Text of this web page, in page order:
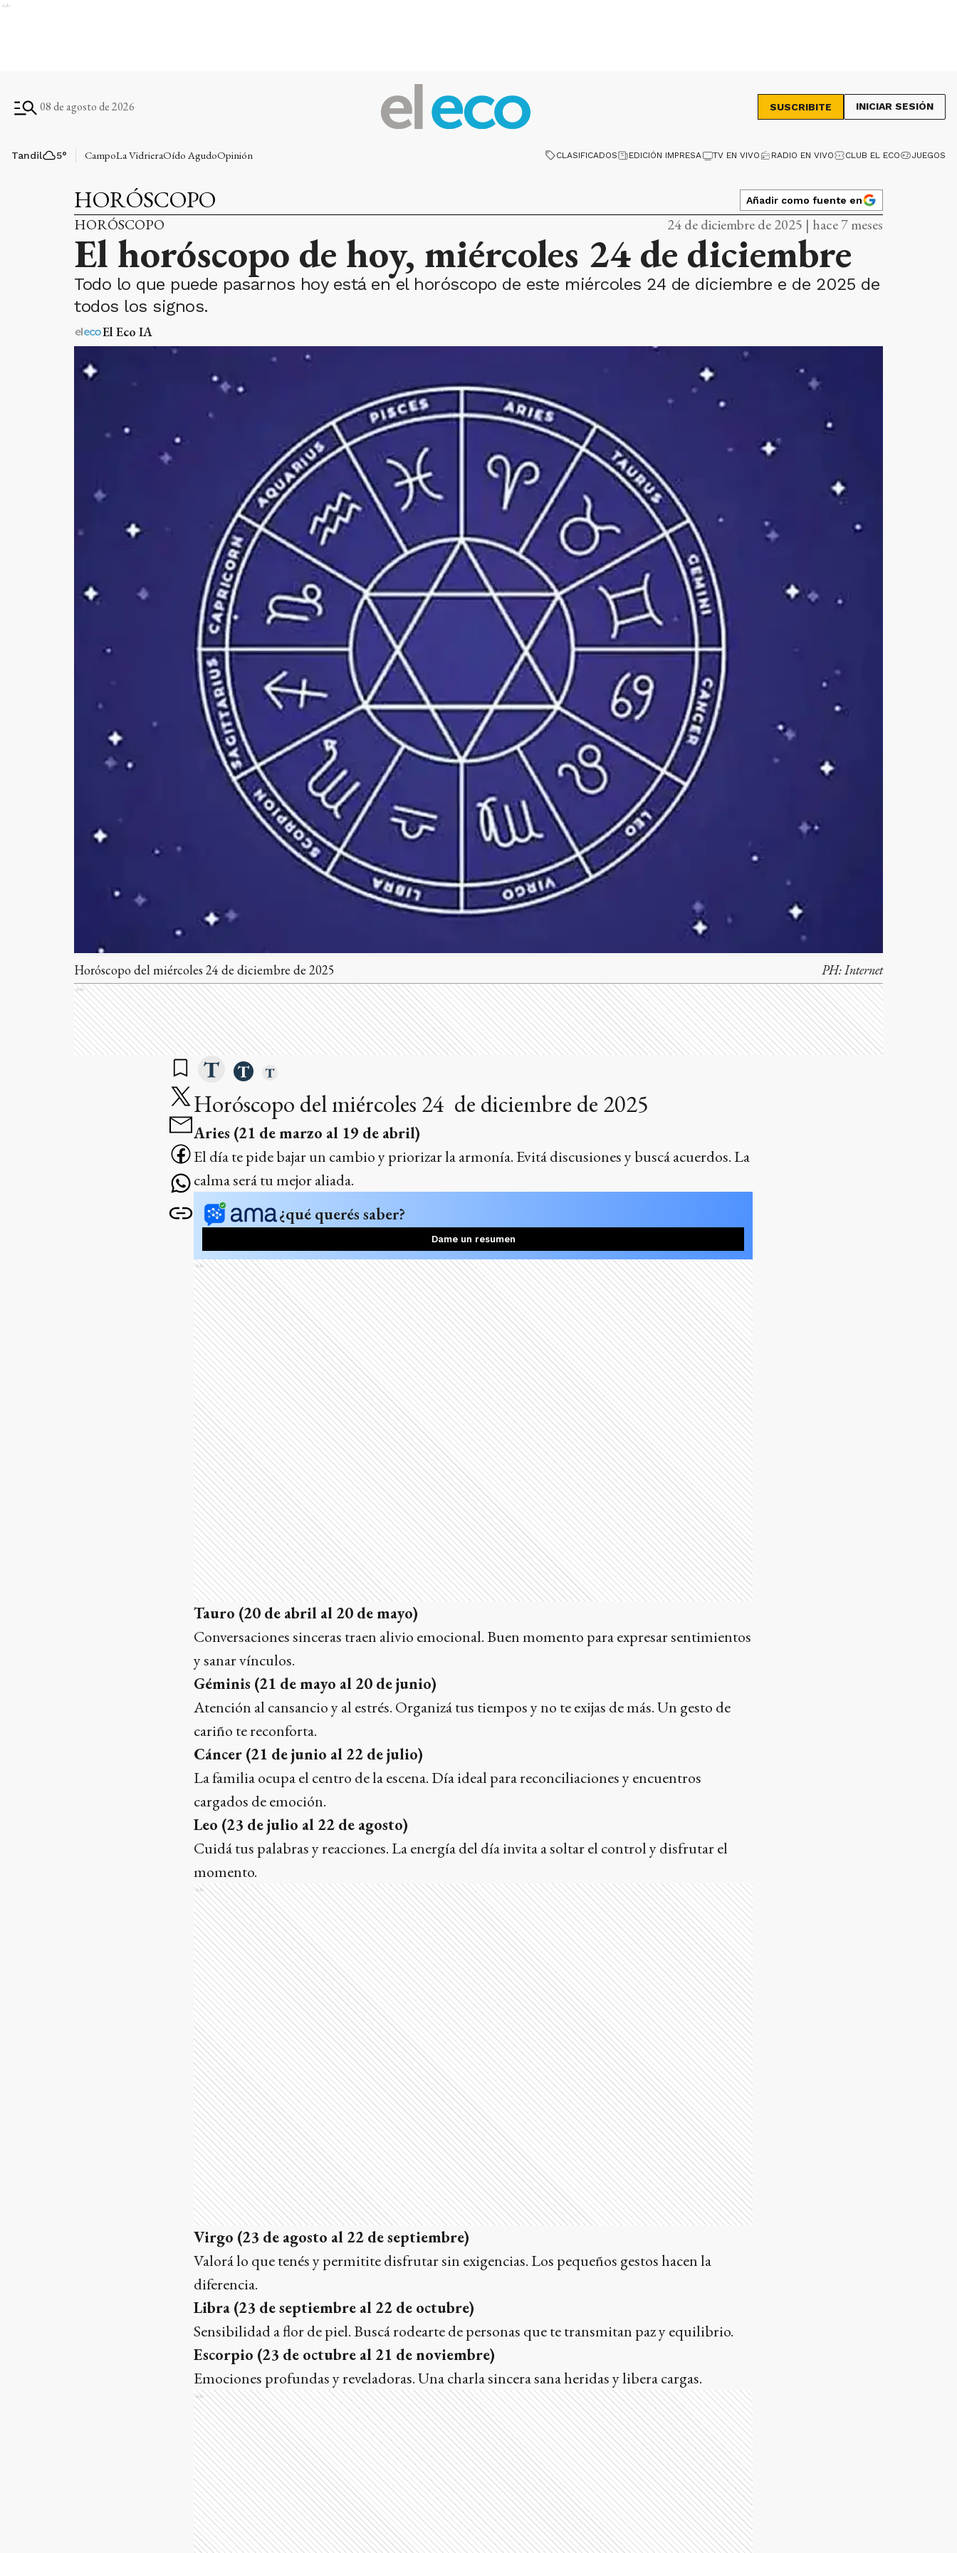
Ads
08 de agosto de 2026 SUSCRIBITE INICIAR SESIÓN
Tandil 5° CampoLa VidrieraOído AgudoOpinión CLASIFICADOS EDICIÓN IMPRESA TV EN VIVO RADIO EN VIVO CLUB EL ECO JUEGOS
HORÓSCOPO Añadir como fuente en
HORÓSCOPO 24 de diciembre de 2025 | hace 7 meses
El horóscopo de hoy, miércoles 24 de diciembre
Todo lo que puede pasarnos hoy está en el horóscopo de este miércoles 24 de diciembre e de 2025 de
todos los signos.
El Eco IA
Horóscopo del miércoles 24 de diciembre de 2025 PH:Internet
Ads
Horóscopo del miércoles 24 de diciembre de 2025
Aries (21 de marzo al 19 de abril)
El día te pide bajar un cambio y priorizar la armonía. Evitá discusiones y buscá acuerdos. La
calma será tu mejor aliada.
¿qué querés saber?
Dame un resumen
Ads
Tauro (20 de abril al 20 de mayo)
Conversaciones sinceras traen alivio emocional. Buen momento para expresar sentimientos
y sanar vínculos.
Géminis (21 de mayo al 20 de junio)
Atención al cansancio y al estrés. Organizá tus tiempos y no te exijas de más. Un gesto de
cariño te reconforta.
Cáncer (21 de junio al 22 de julio)
La familia ocupa el centro de la escena. Día ideal para reconciliaciones y encuentros
cargados de emoción.
Leo (23 de julio al 22 de agosto)
Cuidá tus palabras y reacciones. La energía del día invita a soltar el control y disfrutar el
momento.
Ads
Virgo (23 de agosto al 22 de septiembre)
Valorá lo que tenés y permitite disfrutar sin exigencias. Los pequeños gestos hacen la
diferencia.
Libra (23 de septiembre al 22 de octubre)
Sensibilidad a flor de piel. Buscá rodearte de personas que te transmitan paz y equilibrio.
Escorpio (23 de octubre al 21 de noviembre)
Emociones profundas y reveladoras. Una charla sincera sana heridas y libera cargas.
Ads